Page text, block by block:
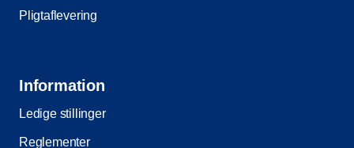
Pligtaflevering
Information
Ledige stillinger
Reglementer